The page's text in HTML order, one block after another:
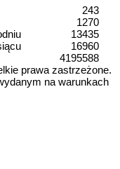
243
1270
13435
16960
4195588
prawa zastrzeżone.
na warunkach